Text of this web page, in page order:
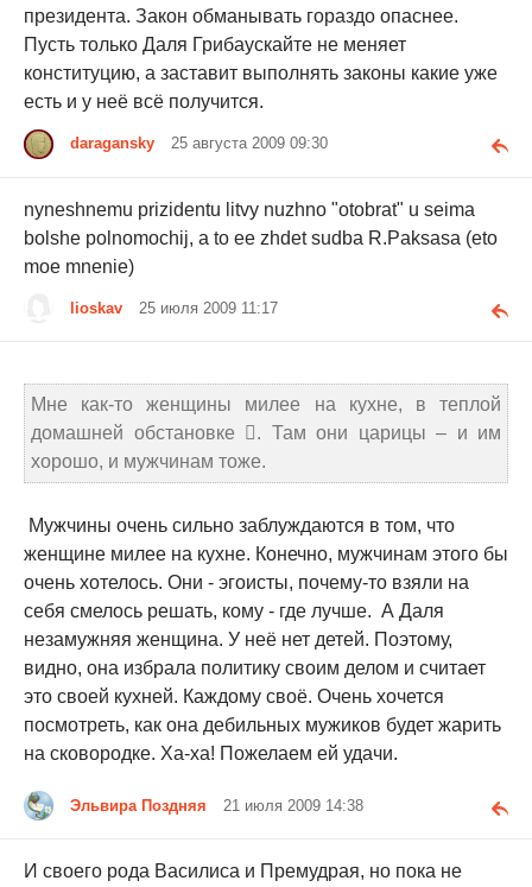
президента. Закон обманывать гораздо опаснее.
Пусть только Даля Грибаускайте не меняет
конституцию, а заставит выполнять законы какие уже
есть и у неё всё получится.
daragansky 25 августа 2009 09:30
nyneshnemu prizidentu litvy nuzhno "otobrat" u seima
bolshe polnomochij, a to ee zhdet sudba R.Paksasa (eto
moe mnenie)
lioskav 25 июля 2009 11:17
Мне как-то женщины милее на кухне, в теплой
домашней обстановке . Там они царицы – и им
хорошо, и мужчинам тоже.
Мужчины очень сильно заблуждаются в том, что
женщине милее на кухне. Конечно, мужчинам этого бы
очень хотелось. Они - эгоисты, почему-то взяли на
себя смелось решать, кому - где лучше. А Даля
незамужняя женщина. У неё нет детей. Поэтому,
видно, она избрала политику своим делом и считает
это своей кухней. Каждому своё. Очень хочется
посмотреть, как она дебильных мужиков будет жарить
на сковородке. Ха-ха! Пожелаем ей удачи.
Эльвира Поздняя 21 июля 2009 14:38
И своего рода Василиса и Премудрая, но пока не